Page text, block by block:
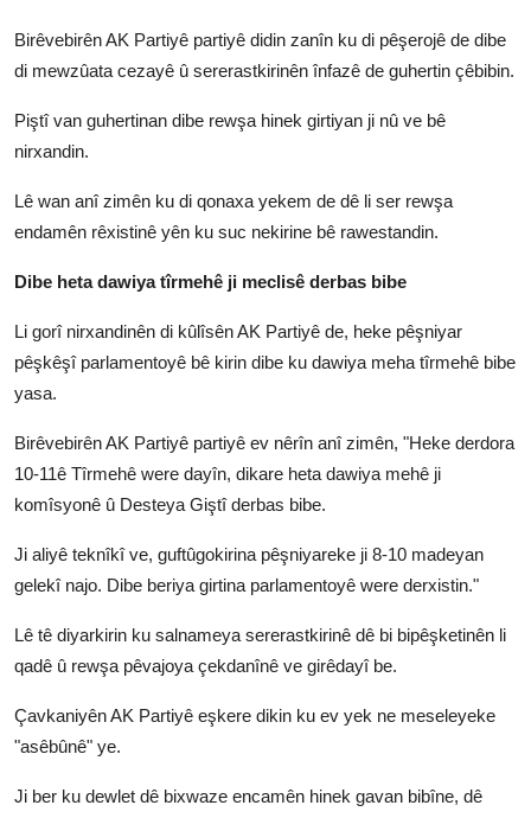
Birêvebirên AK Partiyê partiyê didin zanîn ku di pêşerojê de dibe
di mewzûata cezayê û sererastkirinên înfazê de guhertin çêbibin.
Piştî van guhertinan dibe rewşa hinek girtiyan ji nû ve bê
nirxandin.
Lê wan anî zimên ku di qonaxa yekem de dê li ser rewşa
endamên rêxistinê yên ku suc nekirine bê rawestandin.
Dibe heta dawiya tîrmehê ji meclisê derbas bibe
Li gorî nirxandinên di kûlîsên AK Partiyê de, heke pêşniyar
pêşkêşî parlamentoyê bê kirin dibe ku dawiya meha tîrmehê bibe
yasa.
Birêvebirên AK Partiyê partiyê ev nêrîn anî zimên, "Heke derdora
10-11ê Tîrmehê were dayîn, dikare heta dawiya mehê ji
komîsyonê û Desteya Giştî derbas bibe.
Ji aliyê teknîkî ve, guftûgokirina pêşniyareke ji 8-10 madeyan
gelekî najo. Dibe beriya girtina parlamentoyê were derxistin."
Lê tê diyarkirin ku salnameya sererastkirinê dê bi bipêşketinên li
qadê û rewşa pêvajoya çekdanînê ve girêdayî be.
Çavkaniyên AK Partiyê eşkere dikin ku ev yek ne meseleyeke
"asêbûnê" ye.
Ji ber ku dewlet dê bixwaze encamên hinek gavan bibîne, dê